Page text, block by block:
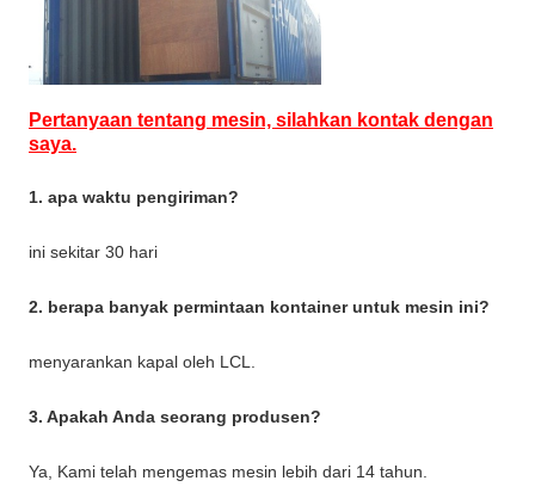
Pertanyaan tentang mesin, silahkan kontak dengan
saya.
1. apa waktu pengiriman?
ini sekitar 30 hari
2. berapa banyak permintaan kontainer untuk mesin ini?
menyarankan kapal oleh LCL.
3. Apakah Anda seorang produsen?
Ya, Kami telah mengemas mesin lebih dari 14 tahun.